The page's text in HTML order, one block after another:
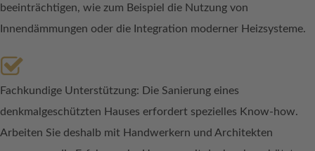
beeinträchtigen, wie zum Beispiel die Nutzung von
Innendämmungen oder die Integration moderner Heizsysteme.
Fachkundige Unterstützung: Die Sanierung eines
denkmalgeschützten Hauses erfordert spezielles Know-how.
Arbeiten Sie deshalb mit Handwerkern und Architekten